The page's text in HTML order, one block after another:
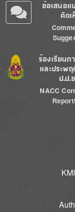
ข้อเสนอแ
คิดเ
Image
ร้องเรียนก
และประพ
ป.ป.
NACC